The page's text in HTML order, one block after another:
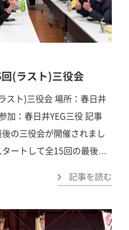
向き合う時間を設け、より
へとつながりました。 当
晴らしい結果となりまし
を願っております
一歩
る景色がきっと変わりま
みたい」を、春日井YEG
さ」「笑い」「汗」「涙」
事
(ラスト)三役会
会 場所：春日井
：春日井YEG三役 記事
の三役会が開催されまし
ートして全15回の最後と
引き継ぐ事業や課題等を再
スト三役会の懇親会に相応
記事を読む